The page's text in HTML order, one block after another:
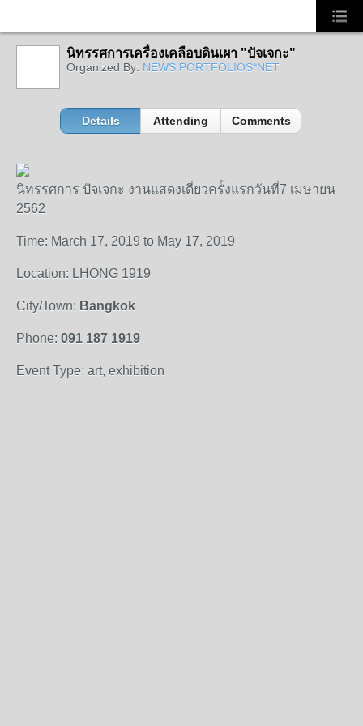
นิทรรศการเครื่องเคลือบดินเผา "ปัจเจกะ"
Organized By: NEWS PORTFOLIOS*NET
Details Attending Comments
นิทรรศการ ปัจเจกะ งานแสดงเดี่ยวครั้งแรกวันที่7 เมษายน
2562
Time: March 17, 2019 to May 17, 2019
Location: LHONG 1919
City/Town: Bangkok
Phone: 091 187 1919
Event Type: art, exhibition